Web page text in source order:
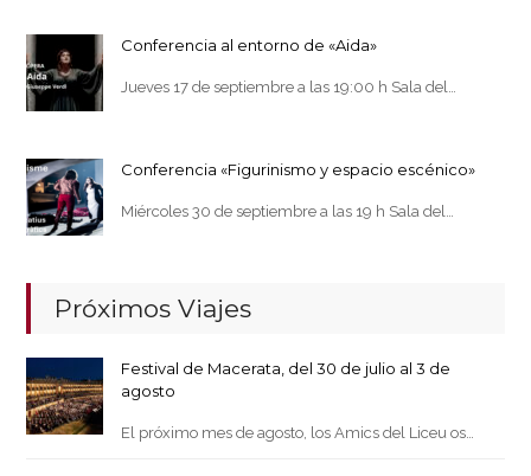
Conferencia al entorno de «Aida»
Jueves 17 de septiembre a las 19:00 h Sala del…
Conferencia «Figurinismo y espacio escénico»
Miércoles 30 de septiembre a las 19 h Sala del…
Próximos Viajes
Festival de Macerata, del 30 de julio al 3 de
agosto
El próximo mes de agosto, los Amics del Liceu os…